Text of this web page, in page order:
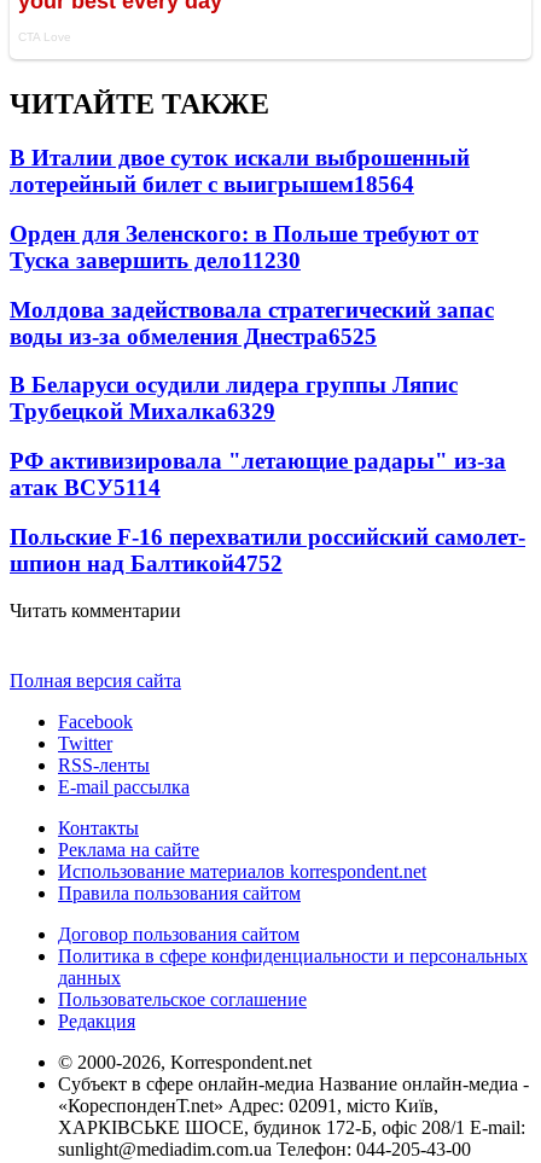
ЧИТАЙТЕ ТАКЖЕ
В Италии двое суток искали выброшенный
лотерейный билет с выигрышем18564
Орден для Зеленского: в Польше требуют от
Туска завершить дело11230
Молдова задействовала стратегический запас
воды из-за обмеления Днестра6525
В Беларуси осудили лидера группы Ляпис
Трубецкой Михалка6329
РФ активизировала "летающие радары" из-за
атак ВСУ5114
Польские F-16 перехватили российский самолет-
шпион над Балтикой4752
Читать комментарии
Полная версия сайта
Facebook
Twitter
RSS-ленты
E-mail рассылка
Контакты
Реклама на сайте
Использование материалов korrespondent.net
Правила пользования сайтом
Договор пользования сайтом
Политика в сфере конфиденциальности и персональных
данных
Пользовательское соглашение
Редакция
© 2000-2026, Korrespondent.net
Субъект в сфере онлайн-медиа Название онлайн-медиа -
«КореспонденТ.net» Адрес: 02091, місто Київ,
ХАРКІВСЬКЕ ШОСЕ, будинок 172-Б, офіс 208/1 E-mail:
sunlight@mediadim.com.ua Телефон: 044-205-43-00